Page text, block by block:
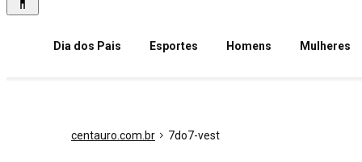
Dia dos Pais Esportes Homens Mulheres
centauro.com.br 7do7-vest